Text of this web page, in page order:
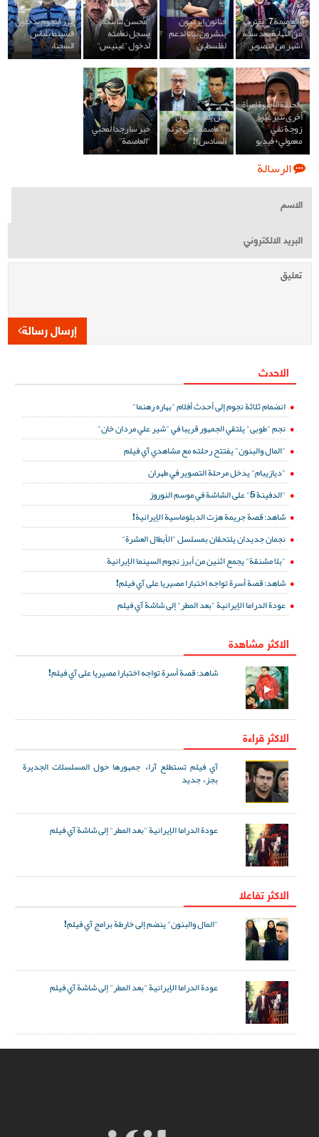
"العاصمة 7" يقترب
من النهاية بعد ستة
أشهر من التصوير
فنانون إيرانيون
ينشرون بيانا لدعم
لفلسطين
"محسن تنابنده"
يسجل نعامته
لدخول "غينيس"
أبرز النجوم يدخلون
السينما بلباس
السجناء
بالحلقة الاخيرة إمرأة
أخرى تثير غيرة
زوجة نقي
معمولي+فيديو
هل يتغيب ابطال
"العاصمة" عن جزئه
السادس؟!
خبر سار جدا لمحبي
"العاصمة"
الرسالة
إرسال رسالة
الاحدث
انضمام ثلاثة نجوم إلى أحدث أفلام "بهاره رهنما"
نجم "طوبى" يلتقي الجمهور قريبا في "شير علي مردان خان"
"المال والبنون" يفتتح رحلته مع مشاهدي آي فيلم
"ديازيبام" يدخل مرحلة التصوير في طهران
"الدفينة 5" على الشاشة في موسم النوروز
شاهد: قصة جريمة هزت الدبلوماسية الإيرانية!
نجمان جديدان يلتحقان بمسلسل "الأبطال العشرة"
"بلا مشنقة" يجمع اثنين من أبرز نجوم السينما الإيرانية
شاهد: قصة أسرة تواجه اختبارا مصيريا على آي فيلم!
عودة الدراما الإيرانية "بعد المطر" إلى شاشة آي فيلم
الاكثر مشاهدة
شاهد: قصة أسرة تواجه اختبارا مصيريا على آي فيلم!
الاكثر قراءة
آي فيلم تستطلع آراء جمهورها حول المسلسلات الجديرة
بجزء جديد
عودة الدراما الإيرانية "بعد المطر" إلى شاشة آي فيلم
الاکثر تفاعلا
"المال والبنون" ينضم إلى خارطة برامج آي فيلم!
عودة الدراما الإيرانية "بعد المطر" إلى شاشة آي فيلم